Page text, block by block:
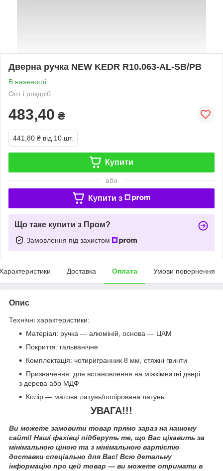
Дверна ручка NEW KEDR R10.063-AL-SB/PB
В наявності
Опт і роздріб
483,40 ₴
441,80 ₴ від 10 шт.
Купити
або
Купити з
Що таке купити з Пром?
Замовлення під захистом
Доставка Оплата Умови повернення
Опис
Технічні характеристики:
Матеріал: ручка — алюміній, основа — ЦАМ
Покриття: гальванічне
Комплектація: чотиригранник 8 мм, стяжні гвинти
Призначення: для встановлення на міжкімнатні двері
з дерева або МДФ
Колір — матова латунь/полірована латунь
УВАГА!!!
Ви можете замовити товар прямо зараз на нашому
сайті! Наші фахівці підберуть те, що Вас цікавить за
мінімальною ціною та з мінімальною вартістю
доставки спеціально для Вас! Всю детальну
інформацію про цей товар — ви можете отримати в